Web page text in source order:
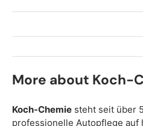
More about Koch-
Koch-Chemie steht seit über
professionelle Autopflege auf